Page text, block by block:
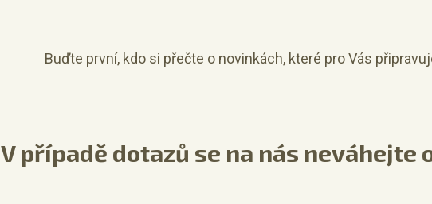
Buďte první, kdo si přečte o novinkách, které pro Vás
V případě dotazů se na nás neváhejte